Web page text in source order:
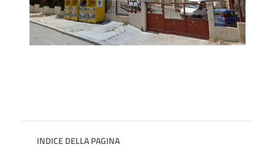
INDICE DELLA PAGINA